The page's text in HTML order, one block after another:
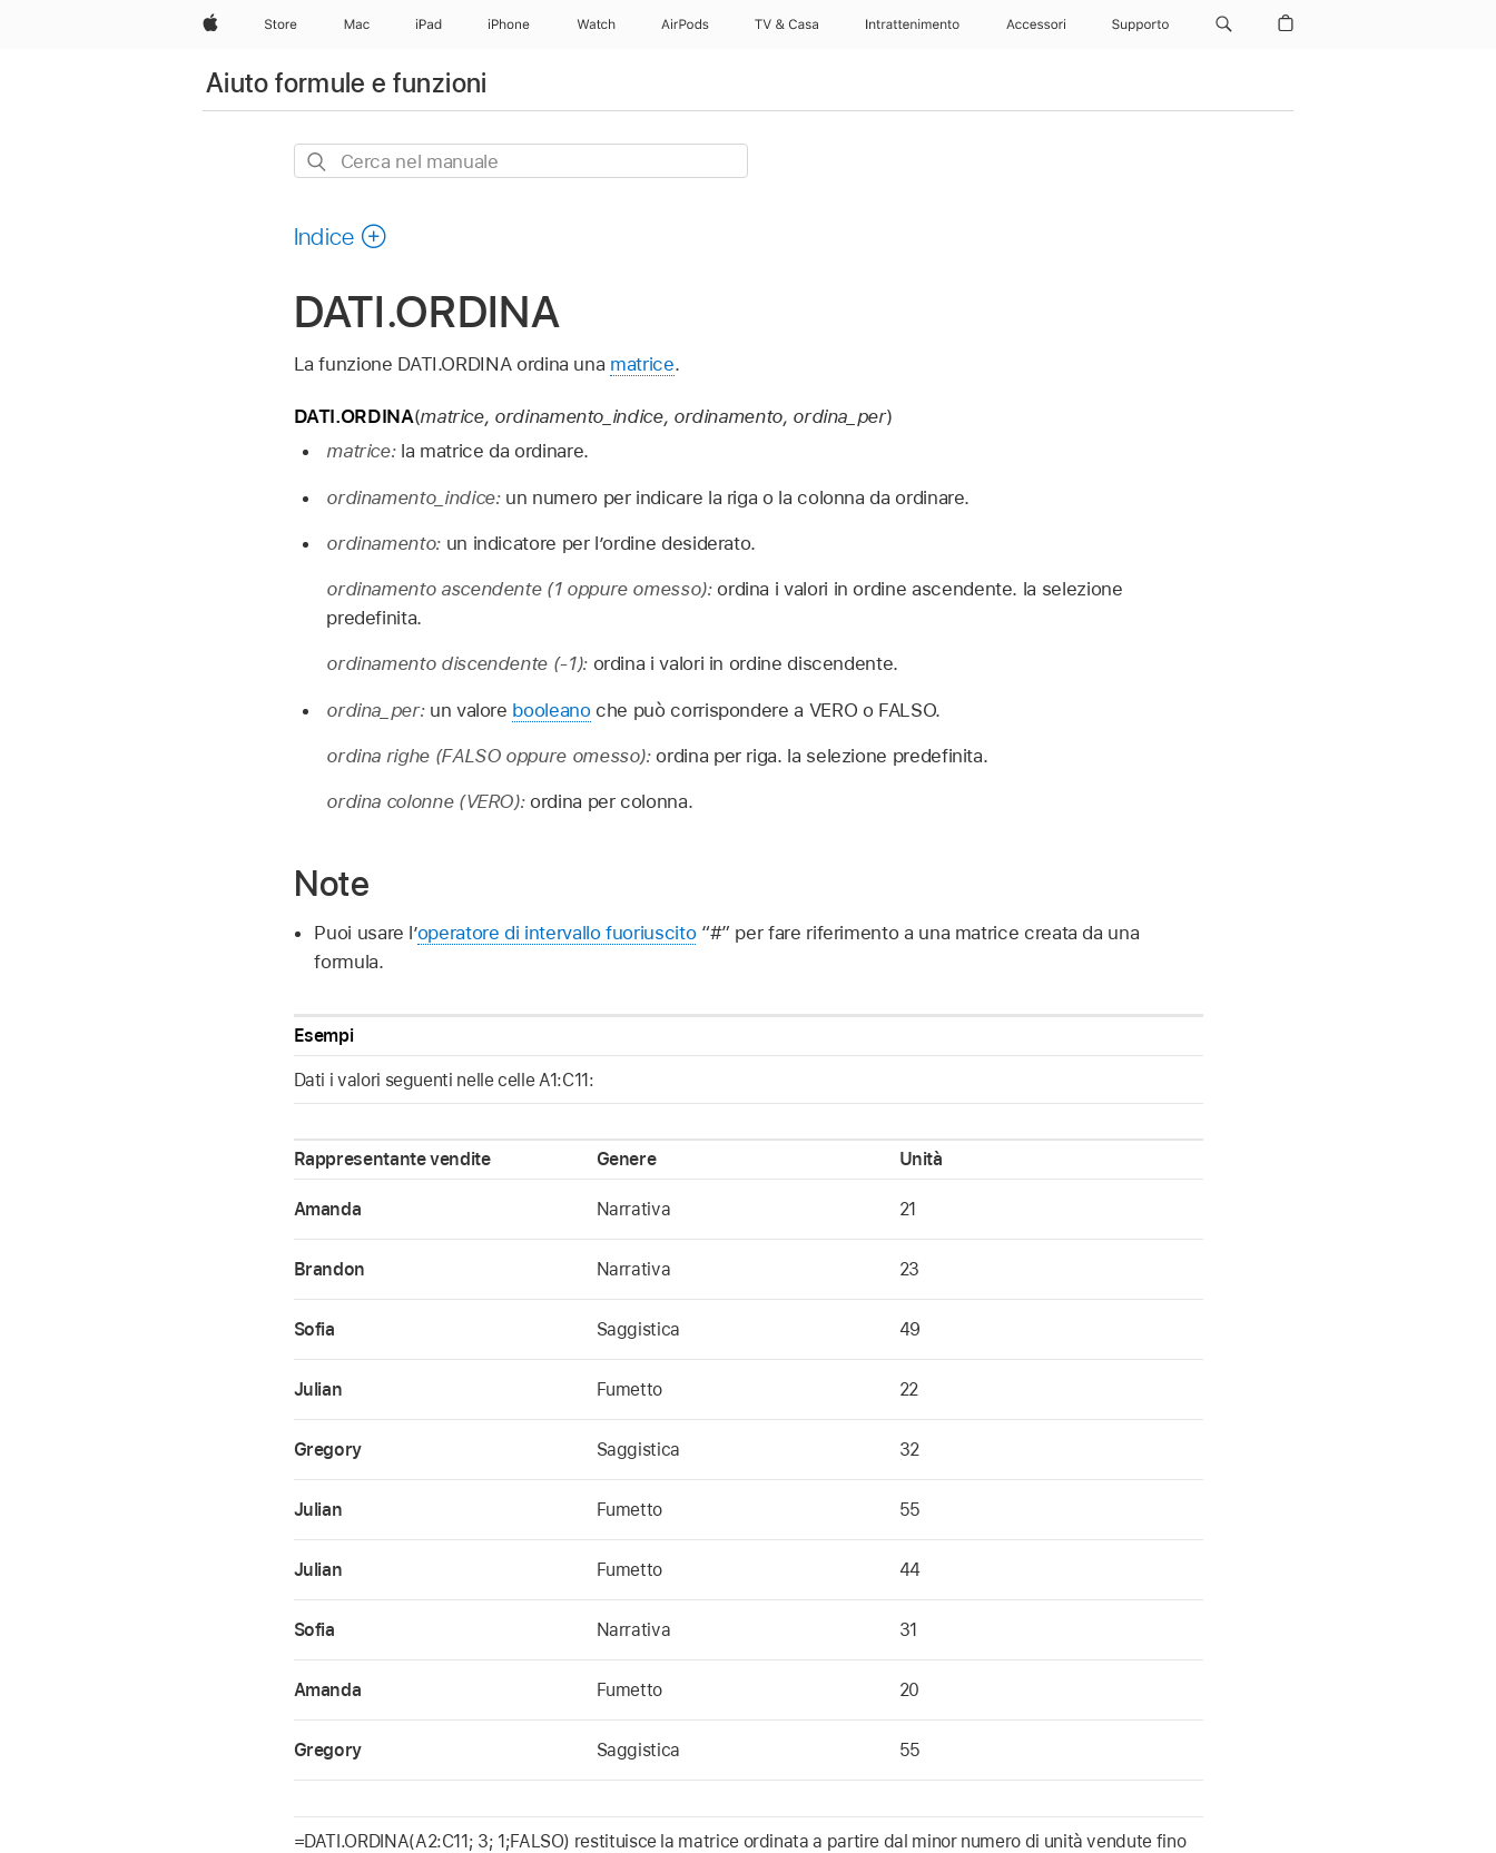
AppleStore Mac iPad iPhone Watch AirPods TV & Casa Intrattenimento Accessori Supporto
Aiuto formule e funzioni
Cerca
Indice
DATI.ORDINA
La funzione DATI.ORDINA ordina una matrice.
DATI.ORDINA(matrice, ordinamento_indice, ordinamento, ordina_per)
matrice: la matrice da ordinare.
ordinamento_indice: un numero per indicare la riga o la colonna da ordinare.
ordinamento: un indicatore per l’ordine desiderato.
ordinamento ascendente (1 oppure omesso): ordina i valori in ordine ascendente. la selezione
predefinita.
ordinamento discendente (-1): ordina i valori in ordine discendente.
ordina_per: un valore booleanoche può corrispondere a VERO o FALSO.
ordina righe(FALSO oppure omesso): ordina per riga. la selezione predefinita.
ordina colonne(VERO): ordina per colonna.
Note
Puoi usare l’operatore di intervallo fuoriuscito“#” per fare riferimento a una matrice creata da una
formula.
Esempi
Dati i valori seguenti nelle celle A1:C11:
Rappresentante vendite Genere Unità
Amanda Narrativa 21
Brandon Narrativa 23
Sofia Saggistica 49
Julian Fumetto 22
Gregory Saggistica 32
Julian Fumetto 55
Julian Fumetto 44
Sofia Narrativa 31
Amanda Fumetto 20
Gregory Saggistica 55
=DATI.ORDINA(A2:C11; 3; 1;FALSO) restituisce la matrice ordinata a partire dal minor numero di unità vendute fino